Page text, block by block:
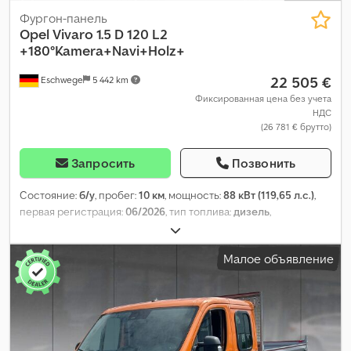
Eschwege 5 442 km
Фургон-панель
OpelVivaro 1.5 D 120 L2
+180°Kamera+Navi+Holz+
22 505 €
Фиксированная цена без учета
НДС
(26 781 € брутто)
Запросить Позвонить
Состояние:б/у, пробег:10 км, мощность:88 кВт (119,65 л.с.),
первая регистрация:06/2026 , тип топлива:дизель
, максимальная грузоподъёмность:
1 184 кг, общий вес:2 830 кг, колесная база:3 275 мм,
следующая проверка (TÜV):
, топливо:дизель, цвет:
белый, кабина водителя:
механический
Евро 6, количество мест:
2 010 мм, общая ширина:1 900 мм, длина
грузового отсека:
4 983 мм
, ширина пространства для
2 010 мм , высота грузового отсека:1 895 мм, Год
Малое объявление